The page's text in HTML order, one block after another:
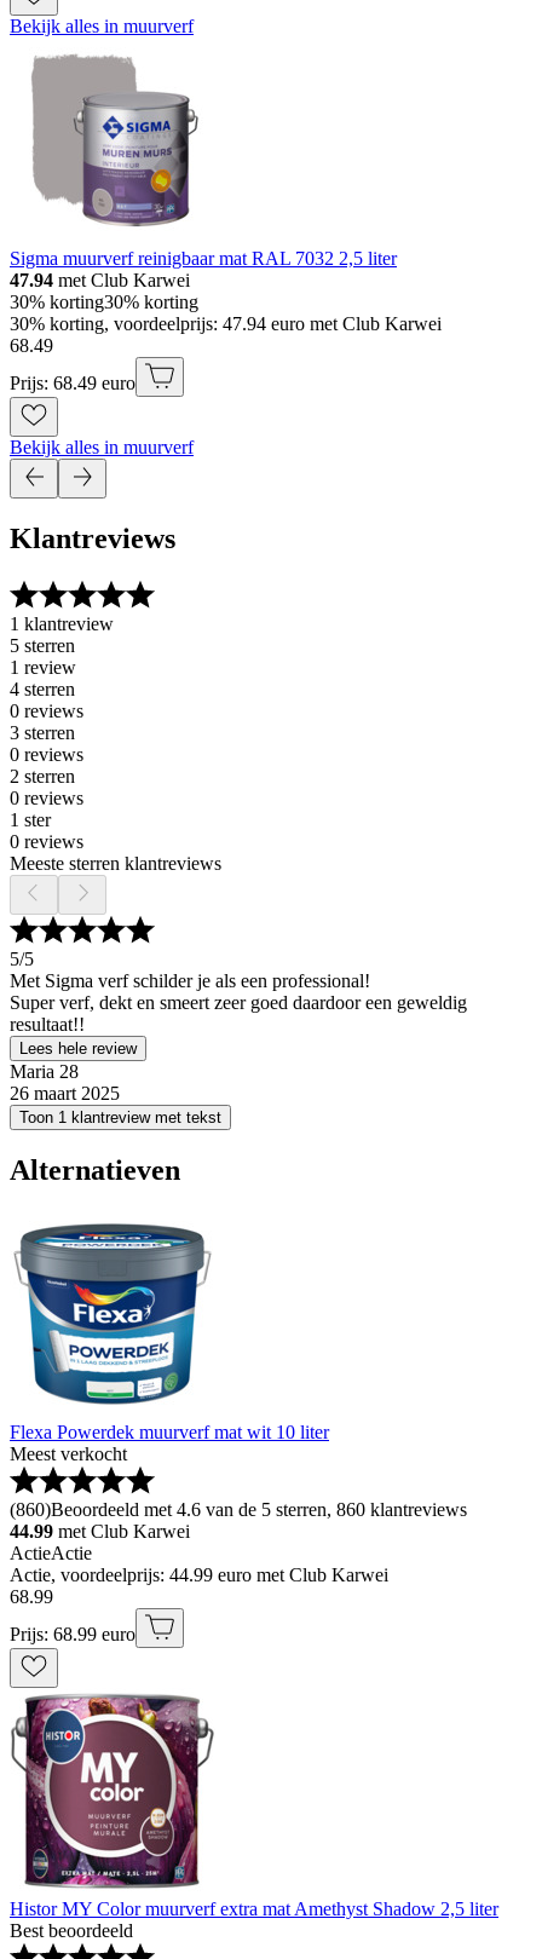
Bekijk alles in muurverf
Sigma muurverf reinigbaar mat RAL 7032 2,5 liter
47.94 met Club Karwei
30% korting30% korting
30% korting, voordeelprijs: 47.94 euro met Club Karwei
68.49
Prijs: 68.49 euro
Bekijk alles in muurverf
Klantreviews
1 klantreview
5 sterren
1 review
4 sterren
0 reviews
3 sterren
0 reviews
2 sterren
0 reviews
1 ster
0 reviews
Meeste sterren klantreviews
5/5
Met Sigma verf schilder je als een professional!
Super verf, dekt en smeert zeer goed daardoor een geweldig
resultaat!!
Lees hele review
Maria 28
26 maart 2025
Toon 1 klantreview met tekst
Alternatieven
Flexa Powerdek muurverf mat wit 10 liter
Meest verkocht
(860)Beoordeeld met 4.6 van de 5 sterren, 860 klantreviews
44.99 met Club Karwei
ActieActie
Actie, voordeelprijs: 44.99 euro met Club Karwei
68.99
Prijs: 68.99 euro
Histor MY Color muurverf extra mat Amethyst Shadow 2,5 liter
Best beoordeeld